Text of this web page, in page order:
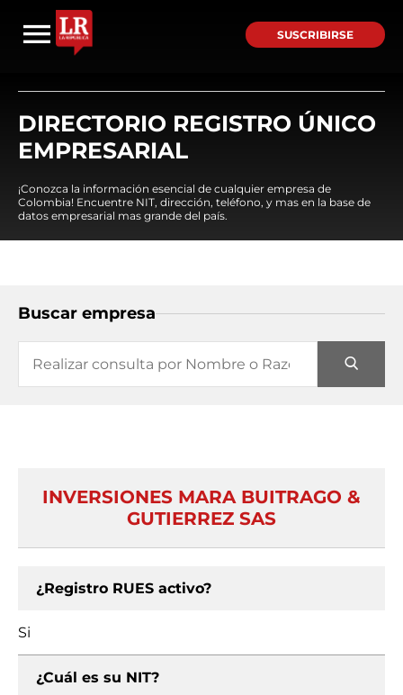
SUSCRIBIRSE
DIRECTORIO REGISTRO ÚNICO
EMPRESARIAL
¡Conozca la información esencial de cualquier empresa de
Colombia! Encuentre NIT, dirección, teléfono, y mas en la base de
datos empresarial mas grande del país.
Buscar empresa
INVERSIONES MARA BUITRAGO &
GUTIERREZ SAS
¿Registro RUES activo?
Si
¿Cuál es su NIT?